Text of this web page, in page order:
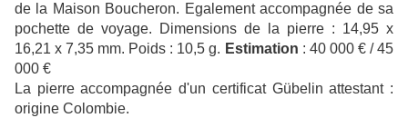
de la Maison Boucheron. Egalement accompagnée de sa
pochette de voyage. Dimensions de la pierre : 14,95 x
16,21 x 7,35 mm. Poids : 10,5 g. Estimation : 40 000 € / 45
000 €
La pierre accompagnée d'un certificat Gübelin attestant :
origine Colombie.